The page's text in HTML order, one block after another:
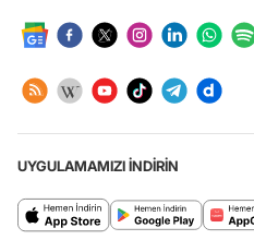
UYGULAMAMIZI İNDİRİN